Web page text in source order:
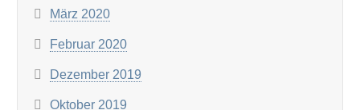
März 2020
Februar 2020
Dezember 2019
Oktober 2019